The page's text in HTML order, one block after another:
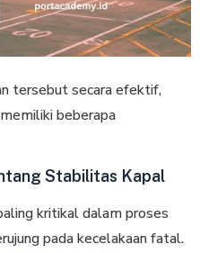
tersebut secara efektif,
beberapa
Stabilitas Kapal
kritikal dalam proses
pada kecelakaan fatal.